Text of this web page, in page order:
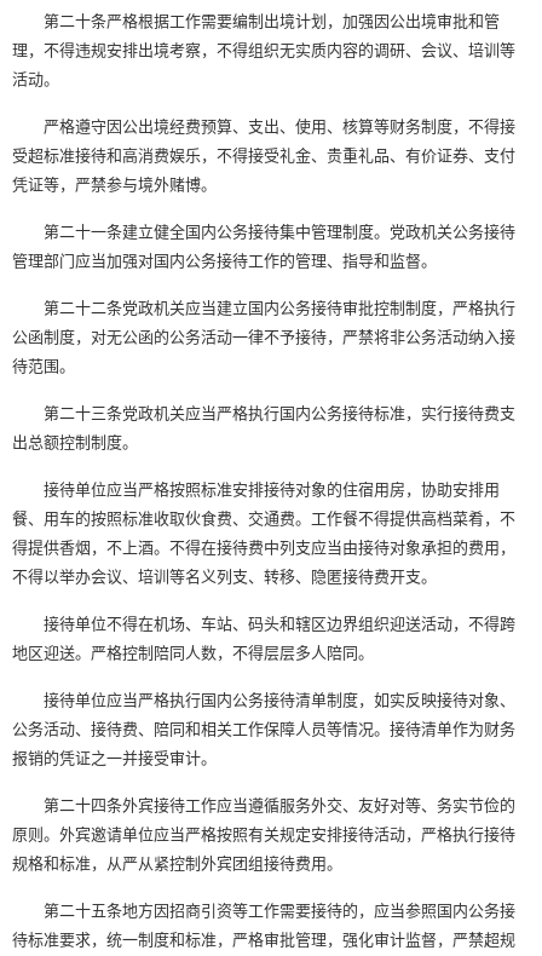
第二十条严格根据工作需要编制出境计划，加强因公出境审批和管
理，不得违规安排出境考察，不得组织无实质内容的调研、会议、培训等
活动。
严格遵守因公出境经费预算、支出、使用、核算等财务制度，不得接
受超标准接待和高消费娱乐，不得接受礼金、贵重礼品、有价证券、支付
凭证等，严禁参与境外赌博。
第二十一条建立健全国内公务接待集中管理制度。党政机关公务接待
管理部门应当加强对国内公务接待工作的管理、指导和监督。
第二十二条党政机关应当建立国内公务接待审批控制制度，严格执行
公函制度，对无公函的公务活动一律不予接待，严禁将非公务活动纳入接
待范围。
第二十三条党政机关应当严格执行国内公务接待标准，实行接待费支
出总额控制制度。
接待单位应当严格按照标准安排接待对象的住宿用房，协助安排用
餐、用车的按照标准收取伙食费、交通费。工作餐不得提供高档菜肴，不
得提供香烟，不上酒。不得在接待费中列支应当由接待对象承担的费用，
不得以举办会议、培训等名义列支、转移、隐匿接待费开支。
接待单位不得在机场、车站、码头和辖区边界组织迎送活动，不得跨
地区迎送。严格控制陪同人数，不得层层多人陪同。
接待单位应当严格执行国内公务接待清单制度，如实反映接待对象、
公务活动、接待费、陪同和相关工作保障人员等情况。接待清单作为财务
报销的凭证之一并接受审计。
第二十四条外宾接待工作应当遵循服务外交、友好对等、务实节俭的
原则。外宾邀请单位应当严格按照有关规定安排接待活动，严格执行接待
规格和标准，从严从紧控制外宾团组接待费用。
第二十五条地方因招商引资等工作需要接待的，应当参照国内公务接
待标准要求，统一制度和标准，严格审批管理，强化审计监督，严禁超规